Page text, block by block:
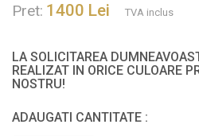
Pret: 1400 Lei TVA inclus
LA SOLICITAREA
REALIZAT IN ORICE CULOARE
NOSTRU!
ADAUGATI CANTITATE :